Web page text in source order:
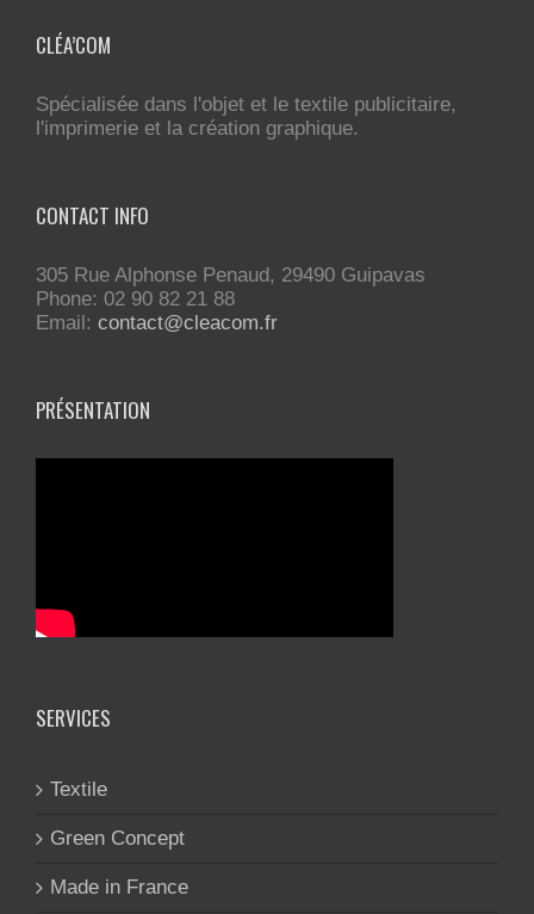
CLÉA’COM
Spécialisée dans l'objet et le textile publicitaire,
l'imprimerie et la création graphique.
CONTACT INFO
305 Rue Alphonse Penaud, 29490 Guipavas
Phone: 02 90 82 21 88
Email: contact@cleacom.fr
PRÉSENTATION
SERVICES
Textile
Green Concept
Made in France